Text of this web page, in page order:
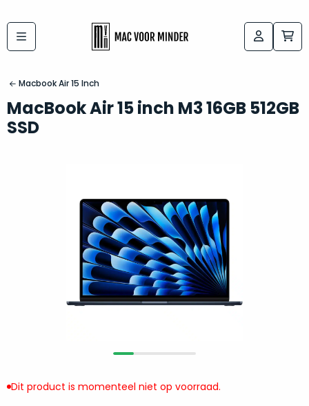
Macbook Air 15 Inch
MacBook Air 15 inch M3 16GB 512GB
SSD
Dit product is momenteel niet op voorraad.
Bij
koop
je
altijd
in
gegarandeerd.
customer
eenmalig
geopend
Labels:
kies
de
Mac
kiezen.